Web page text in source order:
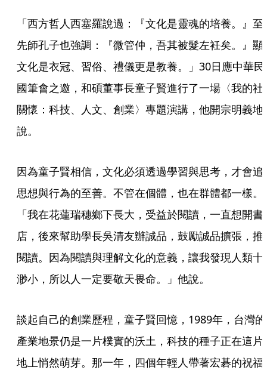
「西方哲人西塞羅說過：『文化是靈魂的培養。』至
先師孔子也強調：『微管仲，吾其被髮左衽矣。』顯
文化是衣冠、習俗、禮儀更是教養。」30日應中華民
國筆會之邀，和碩董事長童子賢進行了一場〈我的社
關懷：科技、人文、創業〉專題演講，他開宗明義地
說。
因為童子賢相信，文化必須透過學習與思考，才會追
思想與行為的至善。不管在個體，也在群體都一樣。
「我在花蓮瑞穗鄉下長大，受益於閱讀，一直想開書
店，後來幫助學長吳清友辦誠品，鼓勵誠品擴張，推
閱讀。因為閱讀與理解文化的意義，讓我發現人類十
渺小，所以人一定要敬天畏命。」他說。
談起自己的創業歷程，童子賢回憶，1989年，台灣的
產業地景仍是一片樸實的沃土，科技的種子正在這片
地上悄然萌芽。那一年，四個年輕人帶著宏碁的祝福